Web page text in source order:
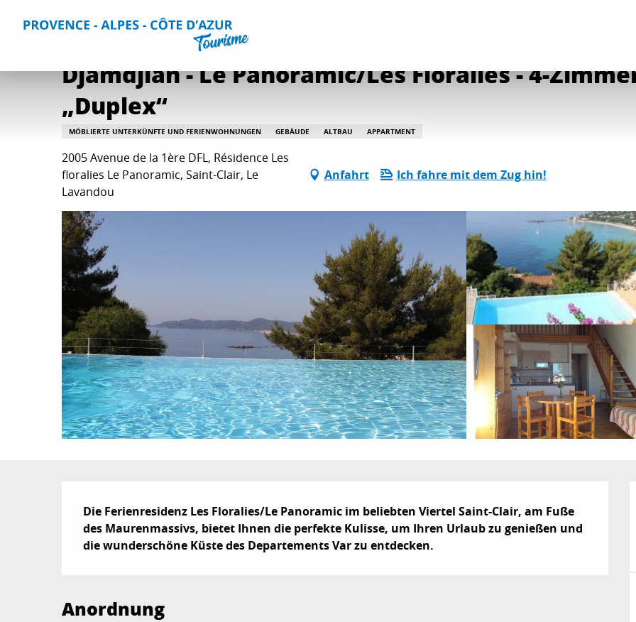
Home Aufenthalt Unterkünfte Alle Gites und Vermietungen
Djamdjian - Le Panoramic/Les Floralies - 4-
„Duplex“
MÖBLIERTE UNTERKÜNFTE UND FERIENWOHNUNGEN GEBÄUDE ALTBAU APPARTMENT
2005 Avenue de la 1ère DFL, Résidence Les
floralies Le Panoramic, Saint-Clair, Le
Lavandou
Anfahrt Ich fahre mit dem Zug hin!
Beschreibung
Die Ferienresidenz Les Floralies/Le Panoramic im beliebten Viertel Saint-Clair, am Fuße
des Maurenmassivs, bietet Ihnen die perfekte Kulisse, um Ihren Urlaub zu genießen und
die wunderschöne Küste des Departements Var zu entdecken.
Anordnung